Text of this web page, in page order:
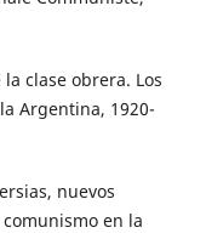
clase obrera. Los
Argentina, 1920-
nuevos
en la